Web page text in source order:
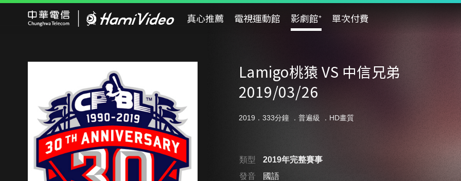
真心推薦 電視運動館 影劇館⁺ 單次付費
Lamigo桃猿 VS 中信兄弟
2019/03/26
2019．333分鐘 ． 普遍級 ．HD畫質
類型
2019年完整賽事
發音
國語